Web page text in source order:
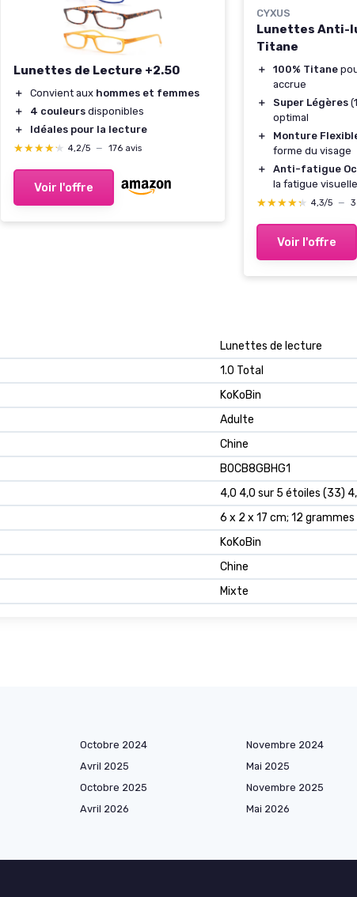
Lunettes de Lecture +2.50
＋ Convient aux hommes et femmes
＋
4 couleurs disponibles
＋
Idéales pour la lecture
★★★★★
★★★★★ 4,2/5 — 176 avis
Voir l'offre
CYXUS
Lunettes Anti-
Titane
＋ 100% Titane
accrue
＋
Super Légères
optimal
＋
Monture
forme du visage
＋
Anti-fatigue
la fatigue visuelle
★★★★★
★★★★★ 4,3/5 —
Voir l'offre
‎Lunettes de lecture
‎1.0 Total
‎KoKoBin
‎Adulte
‎Chine
B0CB8GBHG1
4,0 4,0 sur 5 étoiles (33)
6 x 2 x 17 cm; 12 grammes
KoKoBin
Chine
Mixte
Octobre 2024 Novembre 2024
Avril 2025 Mai 2025
Octobre 2025 Novembre 2025
Avril 2026 Mai 2026